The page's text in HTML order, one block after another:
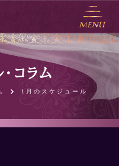
コラム
1月のスケジュール